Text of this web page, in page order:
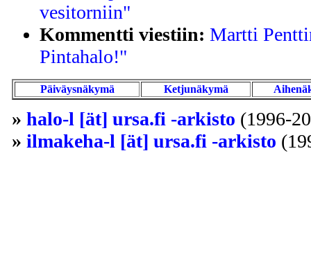
vesitorniin"
Kommentti viestiin: Martti
Pintahalo!"
Päiväysnäkymä Ketjunäkymä
» halo-l [ät] ursa.fi -arkisto (1996-
» ilmakeha-l [ät] ursa.fi -arkisto